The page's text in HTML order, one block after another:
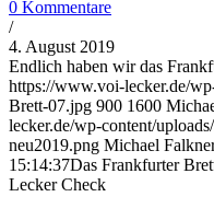
0 Kommentare
/
4. August 2019
Endlich haben wir das
https://www.voi-lecker.de/
Brett-07.jpg 900 1600
lecker.de/wp-content/
neu2019.png Michael
15:14:37Das Frankfurter
Lecker Check